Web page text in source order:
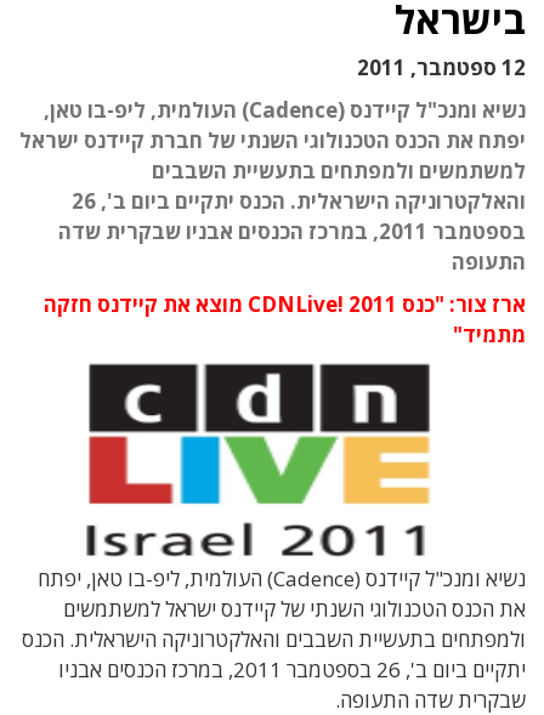
בישראל
12 ספטמבר, 2011
נשיא ומנכ"ל קיידנס (Cadence) העולמית, ליפ-בו טאן,
יפתח את הכנס הטכנולוגי השנתי של חברת קיידנס ישראל
למשתמשים ולמפתחים בתעשיית השבבים
והאלקטרוניקה הישראלית. הכנס יתקיים ביום ב', 26
בספטמבר 2011, במרכז הכנסים אבניו שבקרית שדה
התעופה
ארז צור: "כנס CDNLive! 2011 מוצא את קיידנס חזקה
מתמיד"
נשיא ומנכ"ל קיידנס (Cadence) העולמית, ליפ-בו טאן, יפתח
את הכנס הטכנולוגי השנתי של קיידנס ישראל למשתמשים
ולמפתחים בתעשיית השבבים והאלקטרוניקה הישראלית. הכנס
יתקיים ביום ב', 26 בספטמבר 2011, במרכז הכנסים אבניו
שבקרית שדה התעופה.